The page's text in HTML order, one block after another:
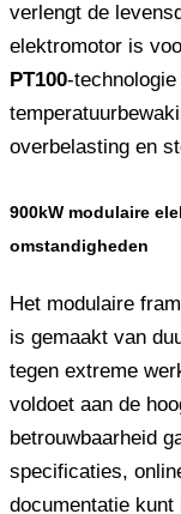
verlengt de
elektromotor is
PT100-
overbelasting en
900kW modulaire
omstandigheden
Het modulaire
is gemaakt van
tegen extreme
voldoet aan de
betrouwbaarheid
specificaties,
documentatie